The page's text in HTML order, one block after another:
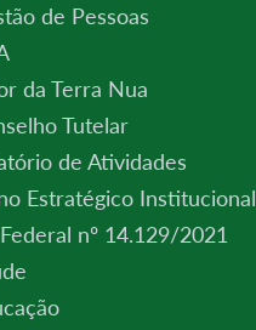
de Pessoas
da Terra Nua
Tutelar
de Atividades
Estratégico Institucional
nº 14.129/2021